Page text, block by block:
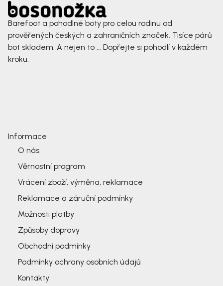
Barefoot a pohodlné boty pro celou rodinu od
prověřených českých a zahraničních značek. Tisíce párů
bot skladem. A nejen to ... Dopřejte si pohodlí v každém
kroku.
Informace
O nás
Věrnostní program
Vrácení zboží, výměna, reklamace
Reklamace a záruční podmínky
Možnosti platby
Způsoby dopravy
Obchodní podmínky
Podmínky ochrany osobních údajů
Kontakty